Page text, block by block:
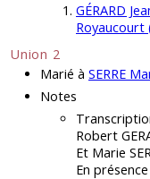
GÉRARD
Royaucourt
Union 2
Marié à SERRE
Notes
Robert
Et Marie
En